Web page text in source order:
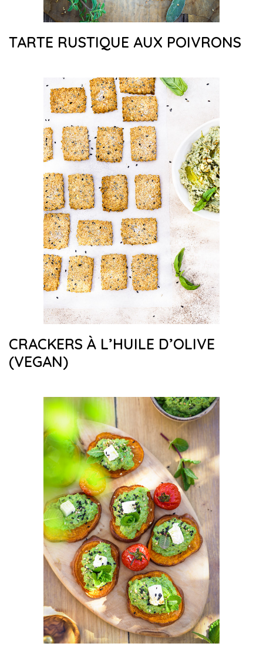
TARTE RUSTIQUE AUX POIVRONS
CRACKERS À L’HUILE D’OLIVE
(VEGAN)